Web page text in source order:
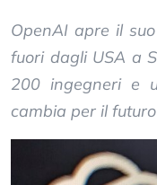
OpenAI apre il
fuori dagli USA a
200 ingegneri e
cambia per il